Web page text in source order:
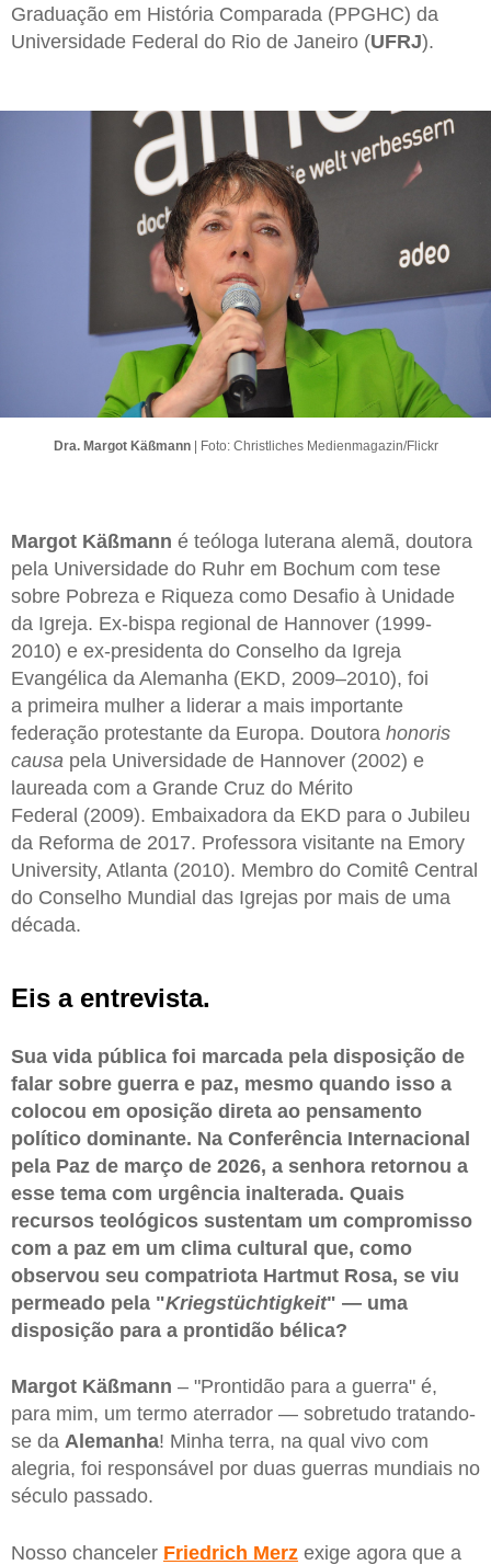
Graduação em História Comparada (PPGHC) da
Universidade Federal do Rio de Janeiro (UFRJ).
Dra. Margot Käßmann| Foto: Christliches Medienmagazin/Flickr
Margot Käßmann é teóloga luterana alemã, doutora
pela Universidade do Ruhr em Bochum com tese
sobre Pobreza e Riqueza como Desafio à Unidade
da Igreja. Ex-bispa regional de Hannover (1999-
2010) e ex-presidenta do Conselho da Igreja
Evangélica da Alemanha (EKD, 2009–2010), foi
a primeira mulher a liderar a mais importante
federação protestante da Europa. Doutora honoris
causa pela Universidade de Hannover (2002) e
laureada com a Grande Cruz do Mérito
Federal (2009). Embaixadora da EKD para o Jubileu
da Reforma de 2017. Professora visitante na Emory
University, Atlanta (2010). Membro do Comitê Central
do Conselho Mundial das Igrejas por mais de uma
década.
Eis a entrevista.
Sua vida pública foi marcada pela disposição de
falar sobre guerra e paz, mesmo quando isso a
colocou em oposição direta ao pensamento
político dominante. Na Conferência Internacional
pela Paz de março de 2026, a senhora retornou a
esse tema com urgência inalterada. Quais
recursos teológicos sustentam um compromisso
com a paz em um clima cultural que, como
observou seu compatriota Hartmut Rosa, se viu
permeado pela "Kriegstüchtigkeit" — uma
disposição para a prontidão bélica?
Margot Käßmann – "Prontidão para a guerra" é,
para mim, um termo aterrador — sobretudo tratando-
se da Alemanha! Minha terra, na qual vivo com
alegria, foi responsável por duas guerras mundiais no
século passado.
Nosso chanceler Friedrich Merz exige agora que a